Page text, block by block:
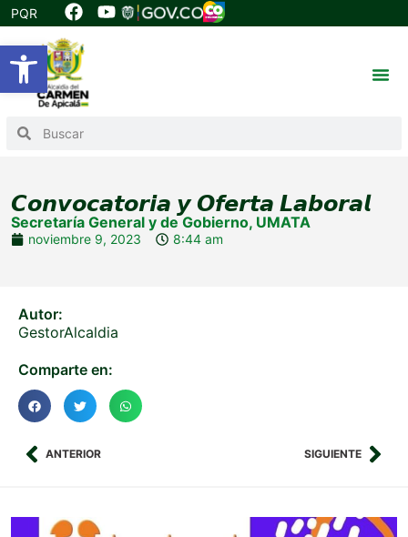
Abrir barra de herramientas
PQR
𝘾𝙤𝙣𝙫𝙤𝙘𝙖𝙩𝙤𝙧𝙞𝙖 𝙮 𝙊𝙛𝙚𝙧𝙩𝙖 𝙇𝙖𝙗𝙤𝙧𝙖𝙡
Secretaría General y de Gobierno, UMATA
noviembre 9, 2023 8:44 am
Autor:
GestorAlcaldia
Comparte en:
ANTERIOR SIGUIENTE